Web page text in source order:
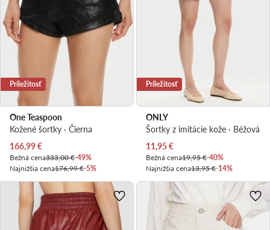
Príležitosť
One Teaspoon
Kožené šortky · Čierna
Aktuálna cena
166,99€
Bežná cena333,00 €-49%
Najnižšia cena176,99 €-5%
Príležitosť
ONLY
Šortky z imitácie kože · Béžová
Aktuálna cena
11,95€
Bežná cena19,95 €-40%
Najnižšia cena13,95 €-14%